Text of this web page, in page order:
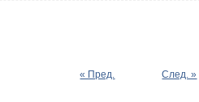
« Пред. След. »